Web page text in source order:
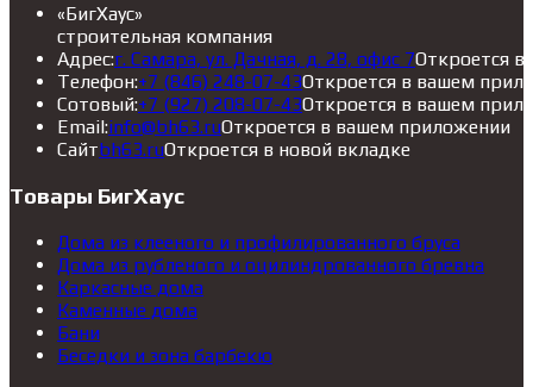
«БигХаус»
строительная компания
Адрес:г. Самара, ул. Дачная, д. 28, офис 7Откроется в
Телефон:+7 (846) 248-07-43Откроется в вашем
Сотовый:+7 (927) 208-07-43Откроется в вашем
Email:info@bh63.ruОткроется в вашем приложении
Сайтbh63.ruОткроется в новой вкладке
Товары БигХаус
Дома из клееного и профилированного бруса
Дома из рубленого и оцилиндрованного бревна
Каркасные дома
Каменные дома
Бани
Беседки и зона барбекю